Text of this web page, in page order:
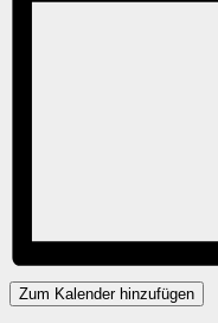
Zum Kalender hinzufügen